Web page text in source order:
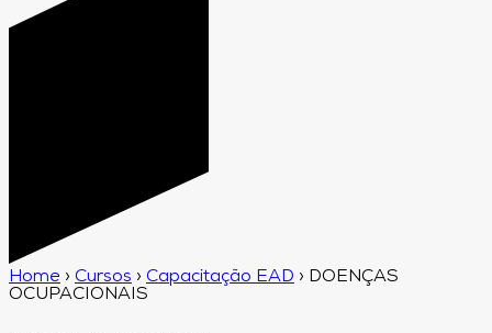
Home › Cursos › Capacitação EAD › DOENÇAS
OCUPACIONAIS